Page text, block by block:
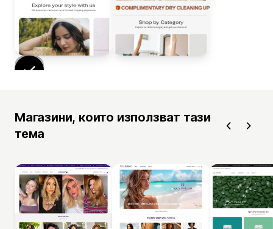
Магазини, които използват тази
тема